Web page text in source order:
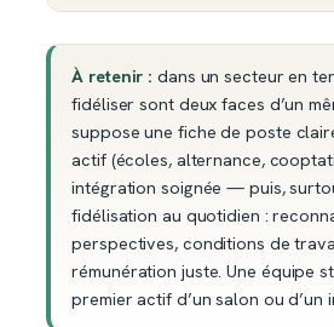
À retenir : dans un secteur en
fidéliser sont deux faces d’un
suppose une fiche de poste
actif (écoles, alternance,
intégration soignée — puis,
fidélisation au quotidien :
perspectives, conditions de
rémunération juste. Une équipe
premier actif d’un salon ou d’un